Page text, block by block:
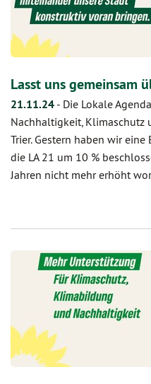
Lasst uns gemeinsam
21.11.24 - Die Lokale
Nachhaltigkeit,
Trier. Gestern haben wir
die LA 21 um 10 %
Jahren nicht mehr erhöht